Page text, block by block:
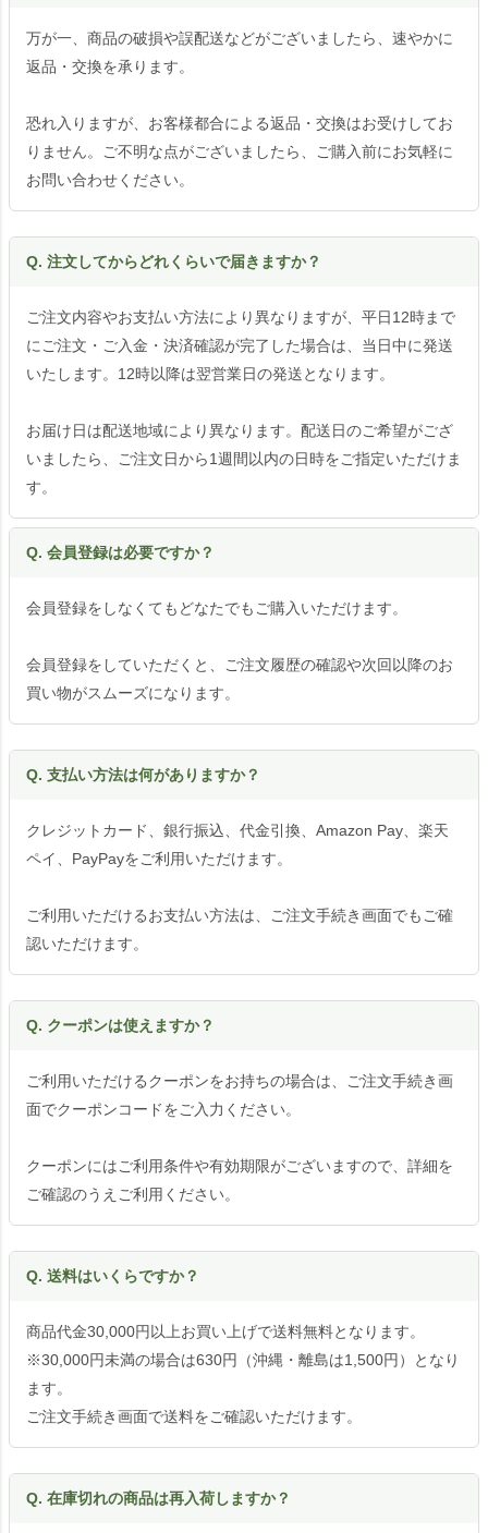
万が一、商品の破損や誤配送などがございましたら、速やかに
返品・交換を承ります。
恐れ入りますが、お客様都合による返品・交換はお受けしてお
りません。ご不明な点がございましたら、ご購入前にお気軽に
お問い合わせください。
Q. 注文してからどれくらいで届きますか？
ご注文内容やお支払い方法により異なりますが、平日12時まで
にご注文・ご入金・決済確認が完了した場合は、当日中に発送
いたします。12時以降は翌営業日の発送となります。
お届け日は配送地域により異なります。配送日のご希望がござ
いましたら、ご注文日から1週間以内の日時をご指定いただけま
す。
Q. 会員登録は必要ですか？
会員登録をしなくてもどなたでもご購入いただけます。
会員登録をしていただくと、ご注文履歴の確認や次回以降のお
買い物がスムーズになります。
Q. 支払い方法は何がありますか？
クレジットカード、銀行振込、代金引換、Amazon Pay、楽天
ペイ、PayPayをご利用いただけます。
ご利用いただけるお支払い方法は、ご注文手続き画面でもご確
認いただけます。
Q. クーポンは使えますか？
ご利用いただけるクーポンをお持ちの場合は、ご注文手続き画
面でクーポンコードをご入力ください。
クーポンにはご利用条件や有効期限がございますので、詳細を
ご確認のうえご利用ください。
Q. 送料はいくらですか？
商品代金30,000円以上お買い上げで送料無料となります。
※30,000円未満の場合は630円（沖縄・離島は1,500円）となり
ます。
ご注文手続き画面で送料をご確認いただけます。
Q. 在庫切れの商品は再入荷しますか？